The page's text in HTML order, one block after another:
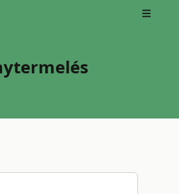
Open